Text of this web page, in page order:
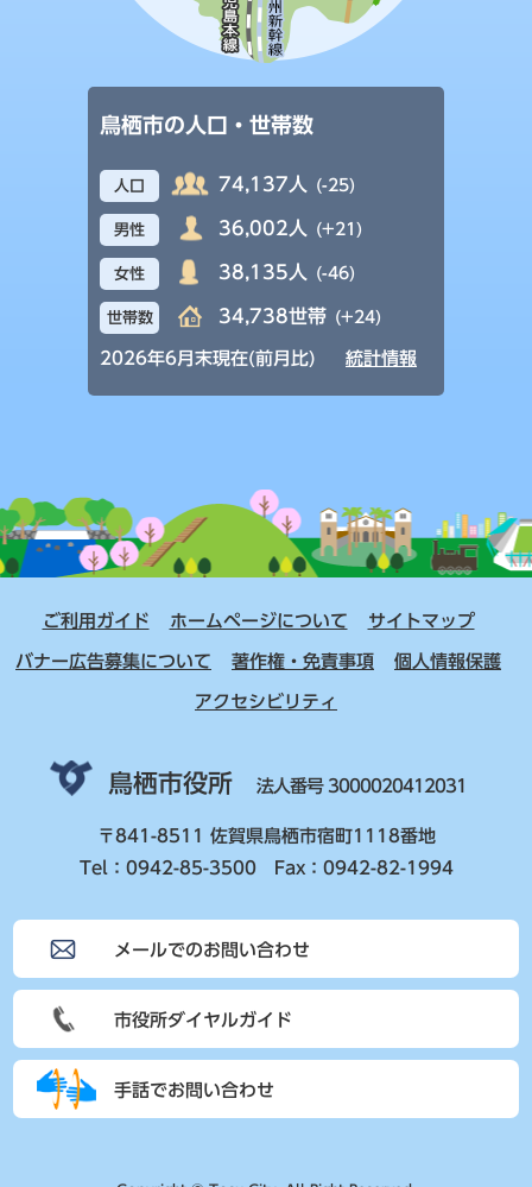
鳥栖市の人口・世帯数
人口 74,137人 (-25)
男性 36,002人 (+21)
女性 38,135人 (-46)
世帯数 34,738世帯 (+24)
2026年6月末現在(前月比) 統計情報
ご利用ガイド ホームページについて サイトマップ
バナー広告募集について 著作権・免責事項 個人情報保護
アクセシビリティ
鳥栖市役所 法人番号 3000020412031
〒841-8511 佐賀県鳥栖市宿町1118番地
Tel：0942-85-3500 Fax：0942-82-1994
メールでのお問い合わせ
市役所ダイヤルガイド
手話でお問い合わせ